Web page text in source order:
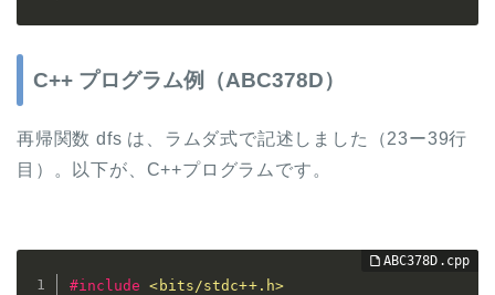
C++ プログラム例（ABC378D）
再帰関数 dfs は、ラムダ式で記述しました（23ー39行
目）。以下が、C++プログラムです。
#include
<bits/stdc++.h>